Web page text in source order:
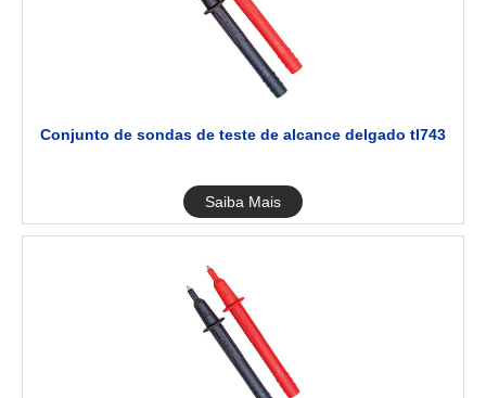
Conjunto de sondas de teste de alcance delgado tl743
Saiba Mais